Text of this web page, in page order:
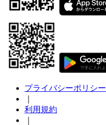
プライバシーポリシー
利用規約